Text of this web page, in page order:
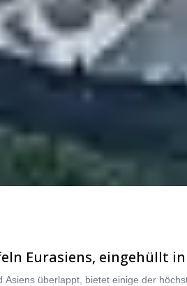
Eurasiens, eingehüllt
überlappt, bietet einige der